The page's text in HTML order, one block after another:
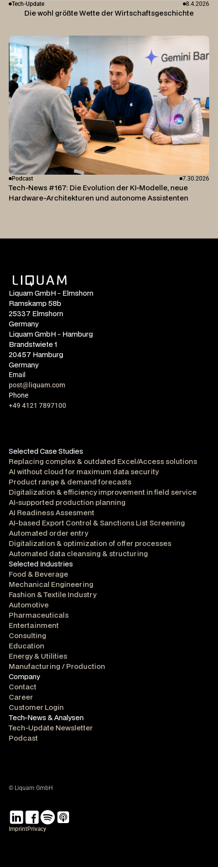
Tech-Update 8.4.2026
Die wohl größte Wette der Wirtschaftsgeschichte
Podcast 7.30.2026
Tech-News #167: Die Evolution der KI-Modelle, neue
Hardware-Architekturen und autonome Assistenten
Liquam GmbH - Elmshorn
Ramskamp 58b
25337 Elmshorn
Germany
Liquam GmbH - Hamburg
Brandstwiete 1
20457 Hamburg
Germany
Email
post@liquam.com
Phone
+49 4121 7897100
Selected Case Studies
Replacing complex & outdated Excel/Access solutions
AI without cloud for maximum data security
Product range & demand forecasts
Digitalization & efficiency improvement in field service
AI-supported production planning
AI Readiness Assesment
AI-based Export Control & Sanctions List Screening
Automated order entry
Digitalization & optimization of offer processes
Automated data cleansing & structuring
Selected Industries
Food & Beverage
Mechanical Engineering
Fashion & Textile Industry
Automotive
Pharmaceuticals
Entertainment
Consulting
Education
Energy & Utilities
Manufacturing / Production
Company
Contact
Career
Customer Login
Tech-News & Analysen
Tech-Update Newsletter
Podcast
© Liquam GmbH
ImprintPrivacy